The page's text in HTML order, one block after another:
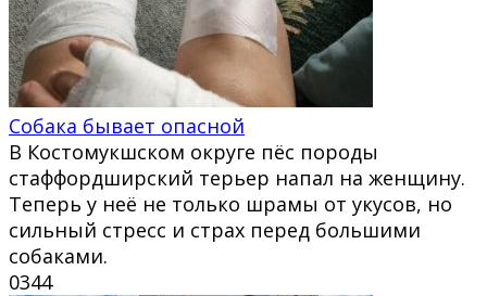
Собака бывает опасной
В Костомукшском округе пёс породы
стаффордширский терьер напал на женщину.
Теперь у неё не только шрамы от укусов, но
сильный стресс и страх перед большими
собаками.
0344